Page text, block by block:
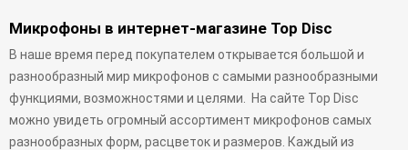
Микрофоны в интернет-магазине Top Disc
В наше время перед покупателем открывается большой и
разнообразный мир микрофонов с самыми разнообразными
функциями, возможностями и целями. На сайте Top Disc
можно увидеть огромный ассортимент микрофонов самых
разнообразных форм, расцветок и размеров. Каждый из